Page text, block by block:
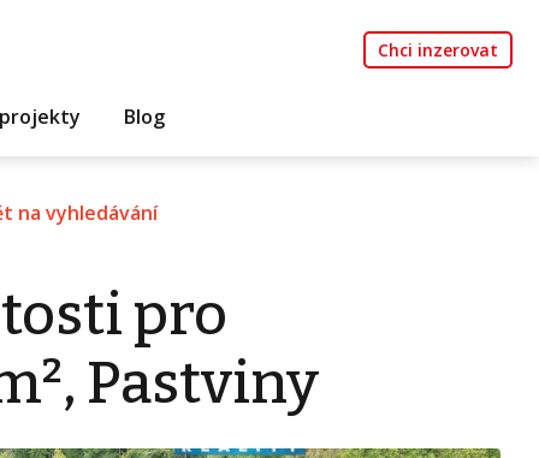
Chci inzerovat
Blog
na vyhledávání
pro
Pastviny